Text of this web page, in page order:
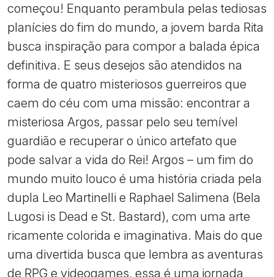
começou! Enquanto perambula pelas tediosas
planícies do fim do mundo, a jovem barda Rita
busca inspiração para compor a balada épica
definitiva. E seus desejos são atendidos na
forma de quatro misteriosos guerreiros que
caem do céu com uma missão: encontrar a
misteriosa Argos, passar pelo seu temível
guardião e recuperar o único artefato que
pode salvar a vida do Rei! Argos – um fim do
mundo muito louco é uma história criada pela
dupla Leo Martinelli e Raphael Salimena (Bela
Lugosi is Dead e St. Bastard), com uma arte
ricamente colorida e imaginativa. Mais do que
uma divertida busca que lembra as aventuras
de RPG e videogames, essa é uma jornada